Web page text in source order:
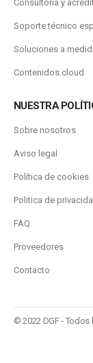
Consultoría y
Soporte técnico
Soluciones a
Contenidos.cloud
NUESTRA
Sobre nosotros
Aviso legal
Política de cookies
Politica de
FAQ
Proveedores
Contacto
© 2022 DGF -